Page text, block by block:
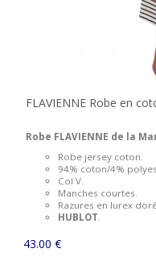
FLAVIENNE Robe en
Robe FLAVIENNE de la
Robe jersey coton.
94% coton/4%
Col V.
Manches courtes.
Razures en lurex
HUBLOT
43.00 €